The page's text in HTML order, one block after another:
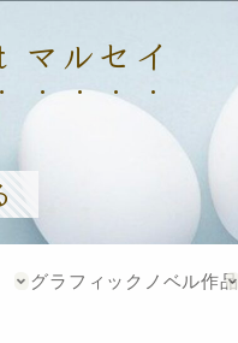
ルセイ
グラフィックノベル作品